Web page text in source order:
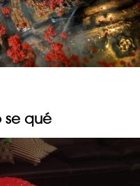
se qué